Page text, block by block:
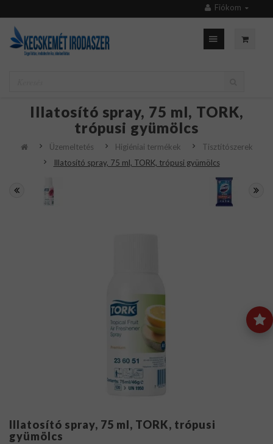
Fiókom
Illatosító spray, 75 ml, TORK,
trópusi gyümölcs
Üzemeltetés Higiéniai termékek
Tisztítószerek
Illatosító spray, 75 ml, TORK, trópusi gyümölcs
Illatosító spray, 75 ml, TORK, trópusi
gyümölcs